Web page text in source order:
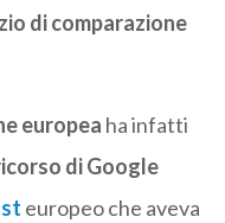
di comparazione
europea ha infatti
di Google
europeo che aveva